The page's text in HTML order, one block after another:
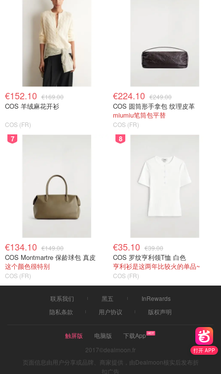
打开 APP
€152.10 €169.00
COS 羊绒麻花开衫
COS (FR)
€224.10 €249.00
COS 圆筒形手拿包 纹理皮革
miumiu笔筒包平替
COS (FR)
7
€134.10 €149.00
COS Montmartre 保龄球包 真皮
这个颜色很特别
COS (FR)
8
€35.10 €39.00
COS 罗纹亨利领T恤 白色
亨利衫是这两年比较火的单品~
COS (FR)
联系我们 黑五
InRewards
隐私条款
用户协议 版权声明
触屏版 电脑版
下载App
2017©dealmoon.fr
页面信息由用户分享或品牌、商家提供，由Dealmoon核实后发布折
扣广告